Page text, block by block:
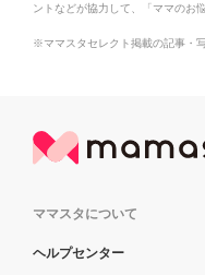
ントなどが協力して、「ママのお
※ママスタセレクト掲載の記事・
ママスタについて
ヘルプセンター